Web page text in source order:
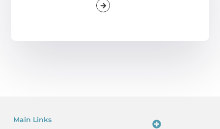
Main Links